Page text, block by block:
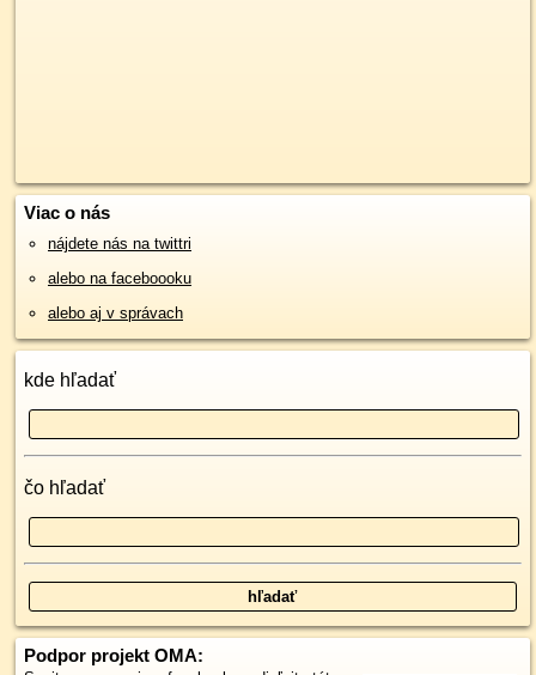
Viac o nás
nájdete nás na twittri
alebo na faceboooku
alebo aj v správach
kde hľadať
čo hľadať
Podpor projekt OMA: